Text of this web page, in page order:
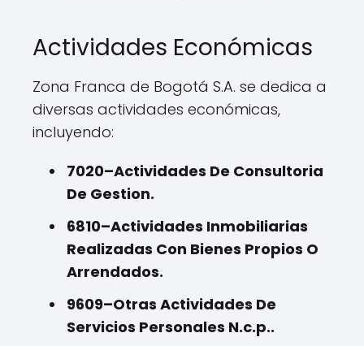
Actividades Económicas
Zona Franca de Bogotá S.A. se dedica a
diversas actividades económicas,
incluyendo:
7020–Actividades De Consultoria
De Gestion.
6810–Actividades Inmobiliarias
Realizadas Con Bienes Propios O
Arrendados.
9609–Otras Actividades De
Servicios Personales N.c.p..